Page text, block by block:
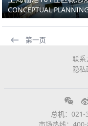
CONCEPTUAL
第一页
联系
隐私
总机：